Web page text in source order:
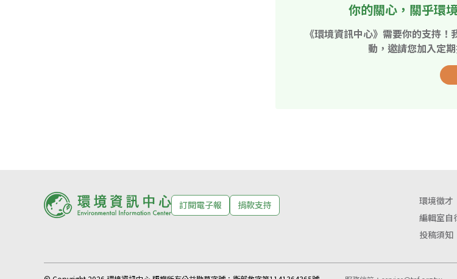
你的關心，關乎環
《環境資訊中心》需要你的支持
動，邀請您加入定
訂閱電子報 捐款支持 環境徵才
編輯室自
投稿須知